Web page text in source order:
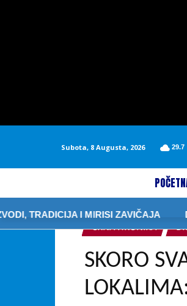
Subota, 8 Augusta, 2026 29.7
I MIRISI ZAVIČAJA
CRNA HRONIKA
SKORO